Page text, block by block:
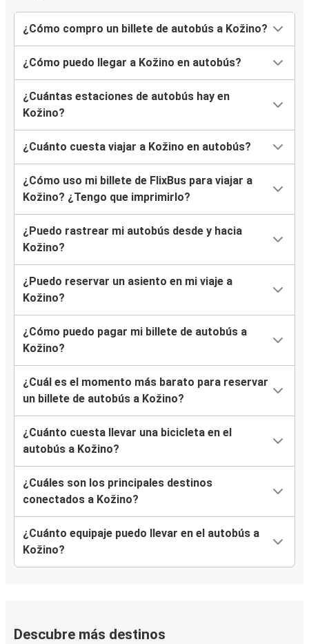
¿Cómo compro un billete de autobús a Kožino?
¿Cómo puedo llegar a Kožino en autobús?
¿Cuántas estaciones de autobús hay en
Kožino?
¿Cuánto cuesta viajar a Kožino en autobús?
¿Cómo uso mi billete de FlixBus para viajar a
Kožino? ¿Tengo que imprimirlo?
¿Puedo rastrear mi autobús desde y hacia
Kožino?
¿Puedo reservar un asiento en mi viaje a
Kožino?
¿Cómo puedo pagar mi billete de autobús a
Kožino?
¿Cuál es el momento más barato para reservar
un billete de autobús a Kožino?
¿Cuánto cuesta llevar una bicicleta en el
autobús a Kožino?
¿Cuáles son los principales destinos
conectados a Kožino?
¿Cuánto equipaje puedo llevar en el autobús a
Kožino?
Descubre más destinos